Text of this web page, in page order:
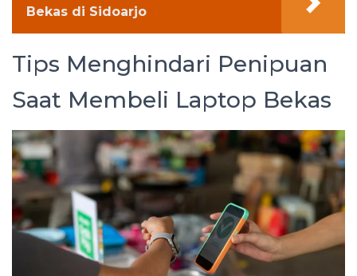
Bekas di Sidoarjo
Tips Menghindari Penipuan
Saat Membeli Laptop Bekas